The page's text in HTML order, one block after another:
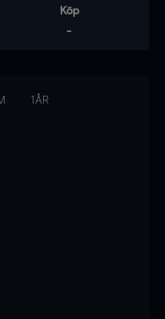
Köp
-
1ÅR